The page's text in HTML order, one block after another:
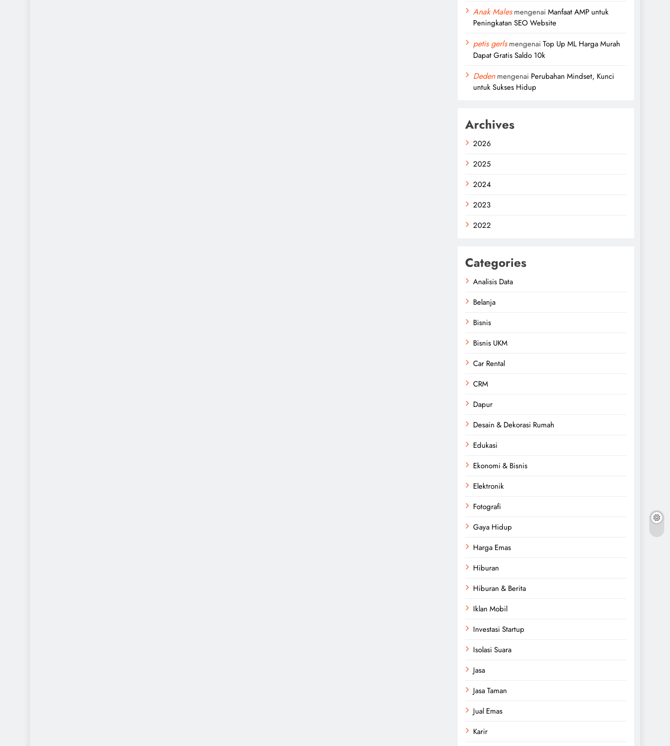
Anak Malesmengenai Manfaat AMP untuk
Peningkatan SEO Website
petis gerlsmengenai Top Up ML Harga Murah
Dapat Gratis Saldo 10k
Dedenmengenai Perubahan Mindset, Kunci
untuk Sukses Hidup
Archives
2026
2025
2024
2023
2022
Categories
Analisis Data
Belanja
Bisnis
Bisnis UKM
Car Rental
CRM
Dapur
Desain & Dekorasi Rumah
Edukasi
Ekonomi & Bisnis
Elektronik
Fotografi
Gaya Hidup
Harga Emas
Hiburan
Hiburan & Berita
Iklan Mobil
Investasi Startup
Isolasi Suara
Jasa
Jasa Taman
Jual Emas
Karir